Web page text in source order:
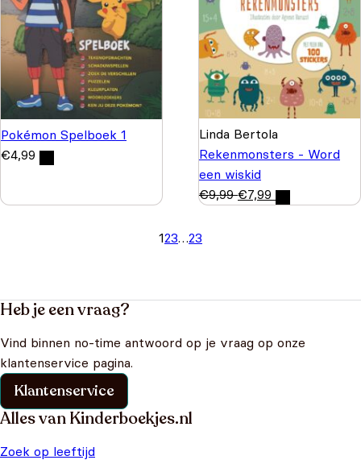
Pokémon Spelboek 1
€4,99
Linda Bertola
Rekenmonsters - Word
een wiskid
€9,99 €7,99
123…23
Heb je een vraag?
Vind binnen no-time antwoord op je vraag op onze
klantenservice pagina.
Klantenservice
Alles van Kinderboekjes.nl
Zoek op leeftijd